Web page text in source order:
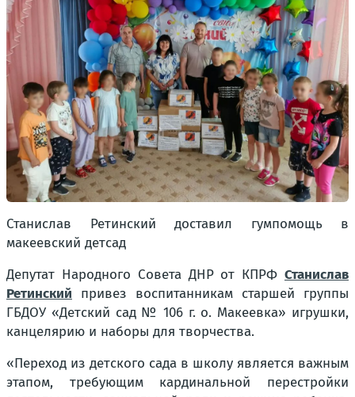
Станислав Ретинский доставил гумпомощь в
макеевский детсад
Депутат Народного Совета ДНР от КПРФ Станислав
Ретинский привез воспитанникам старшей группы
ГБДОУ «Детский сад № 106 г. о. Макеевка» игрушки,
канцелярию и наборы для творчества.
«Переход из детского сада в школу является важным
этапом, требующим кардинальной перестройки